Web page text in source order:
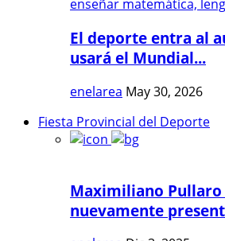
El deporte entra al
usará el Mundial...
enelarea May 30, 2026
Fiesta Provincial del Deporte
Maximiliano
nuevamente